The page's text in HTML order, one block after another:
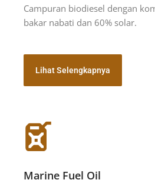
Campuran biodiesel dengan
bakar nabati dan 60% solar.
Lihat Selengkapnya
Marine Fuel Oil